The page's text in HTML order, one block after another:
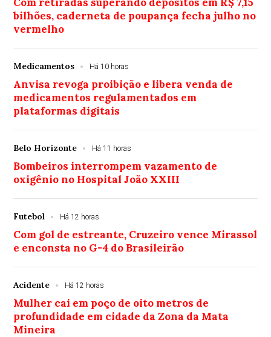
bilhões, caderneta de poupança fecha julho no
vermelho
Medicamentos Há 10 horas
Anvisa revoga proibição e libera venda de
medicamentos regulamentados em
plataformas digitais
Belo Horizonte Há 11 horas
Bombeiros interrompem vazamento de
oxigênio no Hospital João XXIII
Futebol Há 12 horas
Com gol de estreante, Cruzeiro vence Mirassol
e enconsta no G-4 do Brasileirão
Acidente Há 12 horas
Mulher cai em poço de oito metros de
profundidade em cidade da Zona da Mata
Mineira